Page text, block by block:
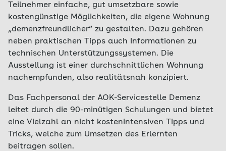
Teilnehmer einfache, gut umsetzbare sowie
kostengünstige Möglichkeiten, die eigene Wohnung
„demenzfreundlicher“ zu gestalten. Dazu gehören
neben praktischen Tipps auch Informationen zu
technischen Unterstützungssystemen. Die
Ausstellung ist einer durchschnittlichen Wohnung
nachempfunden, also realitätsnah konzipiert.
Das Fachpersonal der AOK-Servicestelle Demenz
leitet durch die 90-minütigen Schulungen und bietet
eine Vielzahl an nicht kostenintensiven Tipps und
Tricks, welche zum Umsetzen des Erlernten
beitragen sollen.